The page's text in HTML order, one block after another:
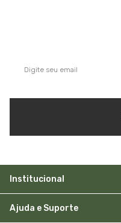
Institucional
Ajuda e Suporte